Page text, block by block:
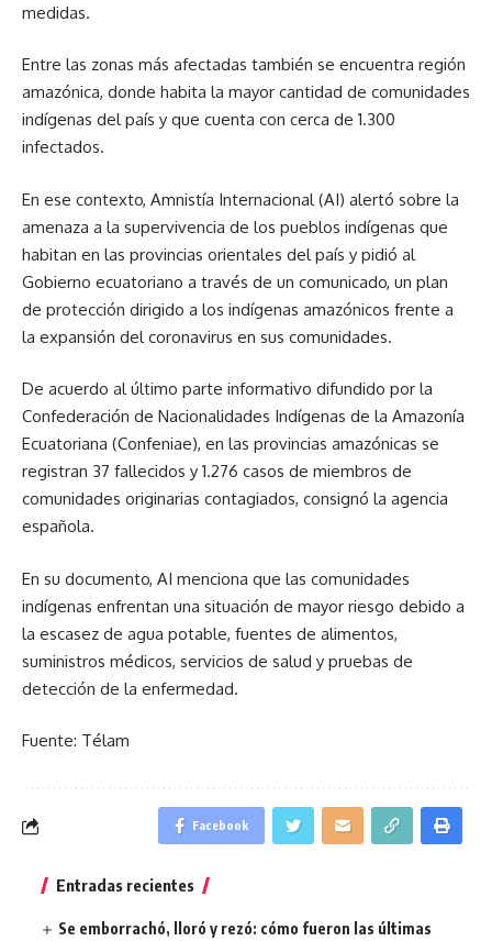
medidas.
Entre las zonas más afectadas también se encuentra región
amazónica, donde habita la mayor cantidad de comunidades
indígenas del país y que cuenta con cerca de 1.300
infectados.
En ese contexto, Amnistía Internacional (AI) alertó sobre la
amenaza a la supervivencia de los pueblos indígenas que
habitan en las provincias orientales del país y pidió al
Gobierno ecuatoriano a través de un comunicado, un plan
de protección dirigido a los indígenas amazónicos frente a
la expansión del coronavirus en sus comunidades.
De acuerdo al último parte informativo difundido por la
Confederación de Nacionalidades Indígenas de la Amazonía
Ecuatoriana (Confeniae), en las provincias amazónicas se
registran 37 fallecidos y 1.276 casos de miembros de
comunidades originarias contagiados, consignó la agencia
española.
En su documento, AI menciona que las comunidades
indígenas enfrentan una situación de mayor riesgo debido a
la escasez de agua potable, fuentes de alimentos,
suministros médicos, servicios de salud y pruebas de
detección de la enfermedad.
Fuente: Télam
Facebook
Entradas recientes
Se emborrachó, lloró y rezó: cómo fueron las últimas